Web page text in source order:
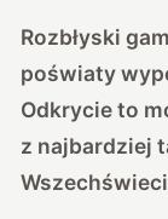
Rozbłyski
poświaty
Odkrycie to
z najbardziej